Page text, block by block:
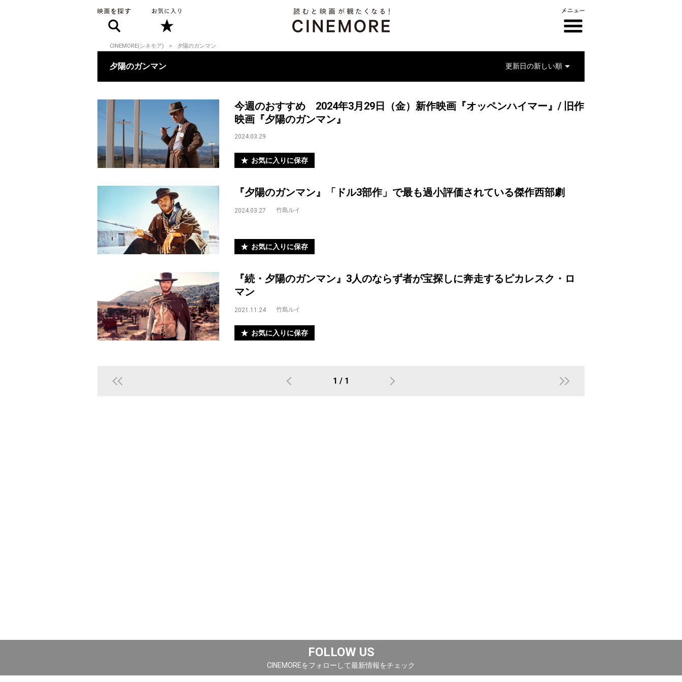
CINEMORE(シネモア) 夕陽のガンマン
夕陽のガンマン
今週のおすすめ 2024年3月29日（金）新作映画『オッペンハイマー』/ 旧作
映画『夕陽のガンマン』
2024.03.29
お気に入りに保存
『夕陽のガンマン』「ドル3部作」で最も過小評価されている傑作西部劇
2024.03.27 竹島ルイ
お気に入りに保存
『続・夕陽のガンマン』3人のならず者が宝探しに奔走するピカレスク・ロ
マン
2021.11.24 竹島ルイ
お気に入りに保存
1 / 1
FOLLOW US
CINEMOREをフォローして最新情報をチェック